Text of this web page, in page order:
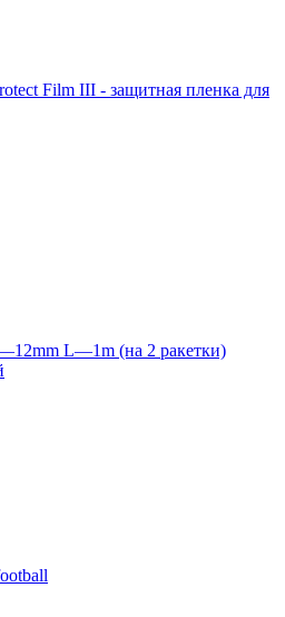
Film III - защитная пленка для
L—1m (на 2 ракетки)